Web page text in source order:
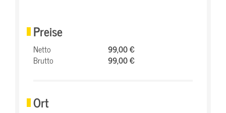
Preise
Netto
99,00 €
Brutto
99,00 €
Ort